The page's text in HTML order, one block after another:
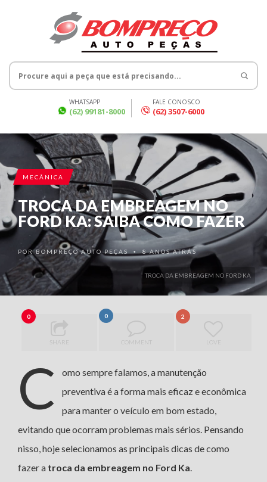
WHATSAPP
(62) 99181-8000
FALE CONOSCO
(62) 3507-6000
TROCA DA EMBREAGEM NO FORD KA
MECÂNICA
TROCA DA EMBREAGEM NO
FORD KA: SAIBA COMO FAZER
PORBOMPREÇO AUTO PEÇAS •8 ANOS ATRÁS
0
SHARE
0
COMMENT
2
C
omo sempre falamos, a manutenção
preventiva é a forma mais eficaz e econômica
para manter o veículo em bom estado,
evitando que ocorram problemas mais sérios. Pensando
nisso, hoje selecionamos as principais dicas de como
fazer a troca da embreagem no Ford Ka.